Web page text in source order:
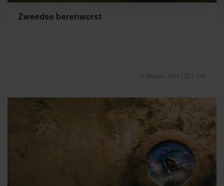
Zweedse berenworst
3 februari 2014 2 min